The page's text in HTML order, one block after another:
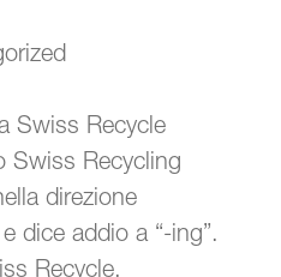
Swiss Recycle
Swiss Recycling
direzione
dice addio a “-ing”.
Recycle,